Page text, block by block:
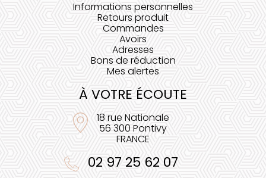
Informations personnelles
Retours produit
Commandes
Avoirs
Adresses
Bons de réduction
Mes alertes
À VOTRE ÉCOUTE
18 rue Nationale
56 300 Pontivy
FRANCE
02 97 25 62 07